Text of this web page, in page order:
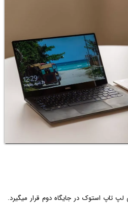
تاپ استوک در جایگاه دوم قرار میگیرد.